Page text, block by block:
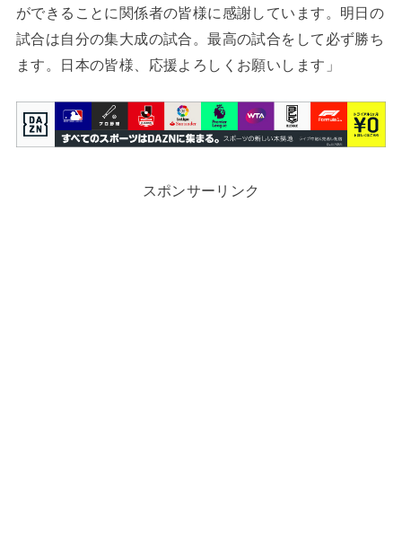
ができることに関係者の皆様に感謝しています。明日の
試合は自分の集大成の試合。最高の試合をして必ず勝ち
ます。日本の皆様、応援よろしくお願いします」
スポンサーリンク